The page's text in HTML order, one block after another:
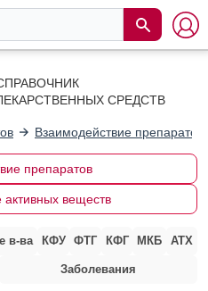
СРЕДСТВ
Взаимодействие препаратов
препаратов
активных веществ
в-ва КФУ ФТГ КФГ МКБ АТХ
Заболевания